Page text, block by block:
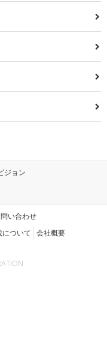
ジョン
い合わせ
について 会社概要